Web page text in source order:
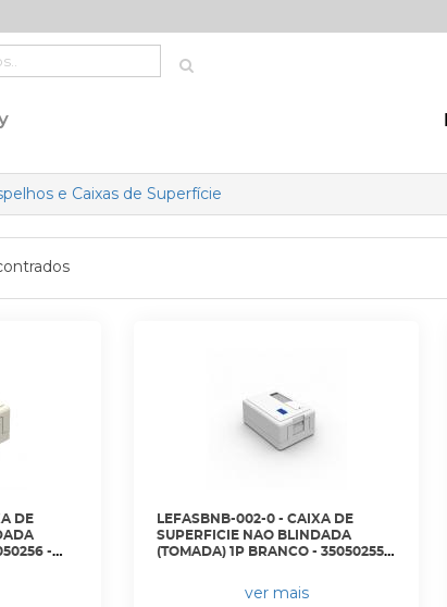
e Caixas de Superfície
DE
-
LEFASBNB-002-0 - CAIXA DE
SUPERFICIE NAO BLINDADA
(TOMADA) 1P BRANCO - 35050255 -
ver mais